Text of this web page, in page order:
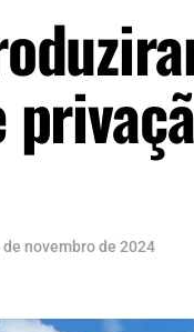
de novembro de 2024